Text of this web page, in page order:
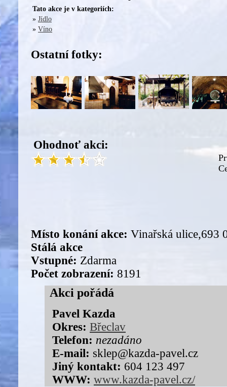
Tato akce je v kategoriích:
» Jídlo
» Víno
Ostatní fotky:
Ohodnoť akci:
Místo konání akce: Vinařská ulice,693
Stálá akce
Vstupné: Zdarma
Počet zobrazení: 8191
Akci pořádá
Pavel Kazda
Okres: Břeclav
Telefon: nezadáno
E-mail: sklep@kazda-pavel.cz
Jiný kontakt: 604 123 497
WWW: www.kazda-pavel.cz/